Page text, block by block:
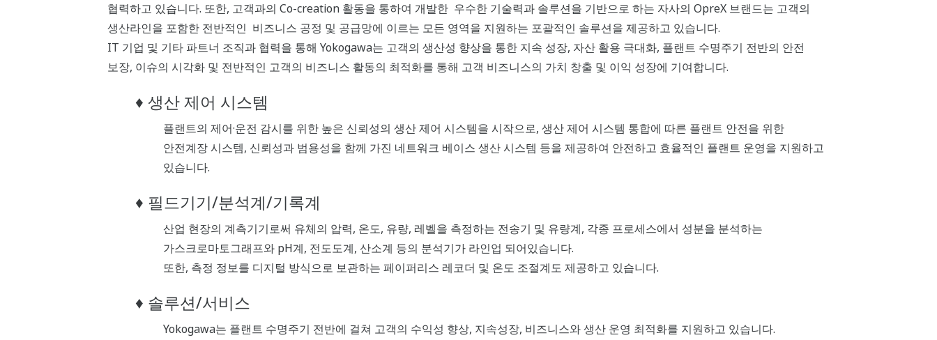
협력하고 있습니다. 또한, 고객과의 Co-creation 활동을 통하여 개발한 우수한 기술력과 솔루션을 기반으로 하는 자사의 OpreX 브랜드는 고객의
생산라인을 포함한 전반적인 비즈니스 공정 및 공급망에 이르는 모든 영역을 지원하는 포괄적인 솔루션을 제공하고 있습니다.
IT 기업 및 기타 파트너 조직과 협력을 통해 Yokogawa는 고객의 생산성 향상을 통한 지속 성장, 자산 활용 극대화, 플랜트 수명주기 전반의 안전
보장, 이슈의 시각화 및 전반적인 고객의 비즈니스 활동의 최적화를 통해 고객 비즈니스의 가치 창출 및 이익 성장에 기여합니다.
♦ 생산 제어 시스템
플랜트의 제어·운전 감시를 위한 높은 신뢰성의 생산 제어 시스템을 시작으로, 생산 제어 시스템 통합에 따른 플랜트 안전을 위한
안전계장 시스템, 신뢰성과 범용성을 함께 가진 네트워크 베이스 생산 시스템 등을 제공하여 안전하고 효율적인 플랜트 운영을 지원하고
있습니다.
♦ 필드기기/분석계/기록계
산업 현장의 계측기기로써 유체의 압력, 온도, 유량, 레벨을 측정하는 전송기 및 유량계, 각종 프로세스에서 성분을 분석하는
가스크로마토그래프와 pH계, 전도도계, 산소계 등의 분석기가 라인업 되어있습니다.
또한, 측정 정보를 디지털 방식으로 보관하는 페이퍼리스 레코더 및 온도 조절계도 제공하고 있습니다.
♦ 솔루션/서비스
Yokogawa는 플랜트 수명주기 전반에 걸쳐 고객의 수익성 향상, 지속성장, 비즈니스와 생산 운영 최적화를 지원하고 있습니다.